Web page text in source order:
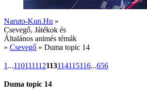
Naruto-Kun.Hu »
Csevegő, Játékok és
Általános animés témák
» Csevegő » Duma topic 14
1 ...110111112113114115116...656
Duma topic 14